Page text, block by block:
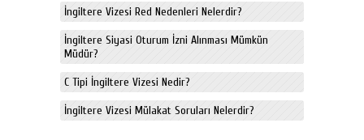
İngiltere Vizesi Red Nedenleri Nelerdir?
İngiltere Siyasi Oturum İzni Alınması Mümkün
Müdür?
C Tipi İngiltere Vizesi Nedir?
İngiltere Vizesi Mülakat Soruları Nelerdir?